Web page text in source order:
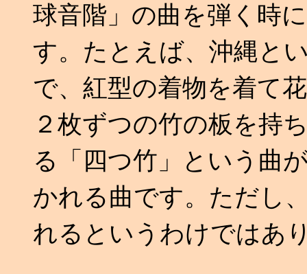
球音階」の曲を弾く時
す。たとえば、沖縄と
で、紅型の着物を着て
２枚ずつの竹の板を持
る「四つ竹」という曲
かれる曲です。ただし
れるというわけではあ